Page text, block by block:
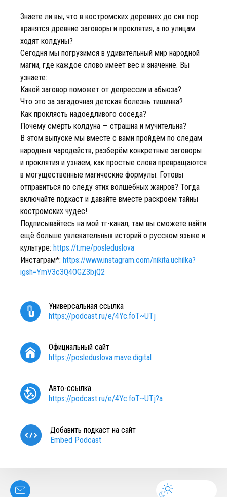
Знаете ли вы, что в костромских деревнях до сих пор
хранятся древние заговоры и проклятия, а по улицам
ходят колдуны?
Сегодня мы погрузимся в удивительный мир народной
магии, где каждое слово имеет вес и значение. Вы
узнаете:
Какой заговор поможет от депрессии и абьюза?
Что это за загадочная детская болезнь тишинка?
Как проклясть надоедливого соседа?
Почему смерть колдуна — страшна и мучительна?
В этом выпуске мы вместе с вами пройдём по следам
народных чародейств, разберём конкретные заговоры
и проклятия и узнаем, как простые слова превращаются
в могущественные магические формулы. Готовы
отправиться по следу этих волшебных жанров? Тогда
включайте подкаст и давайте вместе раскроем тайны
костромских чудес!
Подписывайтесь на мой тг-канал, там вы сможете найти
ещё больше увлекательных историй о русском языке и
культуре: https://t.me/posleduslova
Инстаграм*: https://www.instagram.com/nikita.uchilka?
igsh=YmV3c3Q4OGZ3bjQ2
Универсальная ссылка
https://podcast.ru/e/4Yc.foT~UTj
Официальный сайт
https://posleduslova.mave.digital
Авто-ссылка
https://podcast.ru/e/4Yc.foT~UTj?a
Добавить подкаст на сайт
Embed Podcast